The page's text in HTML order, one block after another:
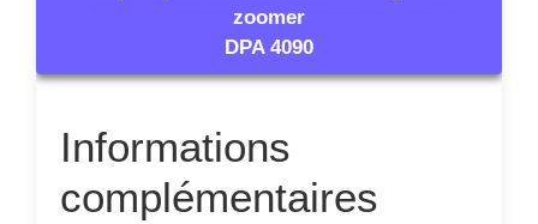
zoomer
DPA 4090
Informations
complémentaires